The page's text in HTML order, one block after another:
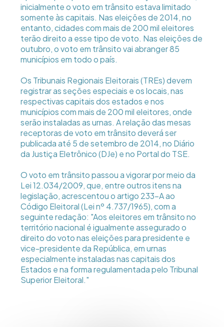
inicialmente o voto em trânsito estava limitado
somente às capitais. Nas eleições de 2014, no
entanto, cidades com mais de 200 mil eleitores
terão direito a esse tipo de voto. Nas eleições de
outubro, o voto em trânsito vai abranger 85
municípios em todo o país.
Os Tribunais Regionais Eleitorais (TREs) devem
registrar as seções especiais e os locais, nas
respectivas capitais dos estados e nos
municípios com mais de 200 mil eleitores, onde
serão instaladas as urnas. A relação das mesas
receptoras de voto em trânsito deverá ser
publicada até 5 de setembro de 2014, no Diário
da Justiça Eletrônico (DJe) e no Portal do TSE.
O voto em trânsito passou a vigorar por meio da
Lei 12.034/2009, que, entre outros itens na
legislação, acrescentou o artigo 233-A ao
Código Eleitoral (Lei nº 4.737/1965), com a
seguinte redação: "Aos eleitores em trânsito no
território nacional é igualmente assegurado o
direito do voto nas eleições para presidente e
vice-presidente da República, em urnas
especialmente instaladas nas capitais dos
Estados e na forma regulamentada pelo Tribunal
Superior Eleitoral."